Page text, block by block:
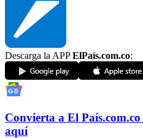
Descarga la APPElPaís.com.co:
Convierta a El País.com.co
aquí